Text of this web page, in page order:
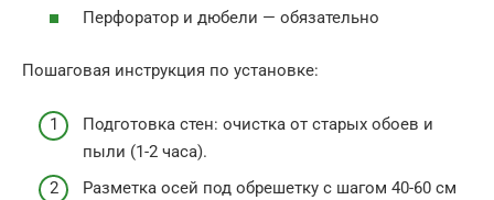
Перфоратор и дюбели — обязательно
Пошаговая инструкция по установке:
Подготовка стен: очистка от старых обоев и
пыли (1-2 часа).
Разметка осей под обрешетку с шагом 40-60 см